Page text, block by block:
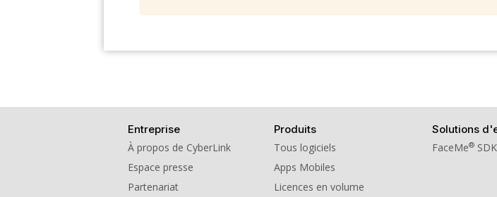
Entreprise
À propos de CyberLink
Espace presse
Partenariat
Produits
Tous logiciels
Apps Mobiles
Licences en volume
Solutions
FaceMe®SDK